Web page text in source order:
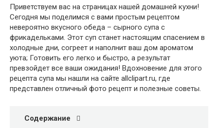
Приветствуем вас на страницах нашей домашней кухни!
Сегодня мы поделимся с вами простым рецептом
невероятно вкусного обеда – сырного супа с
фрикадельками. Этот суп станет настоящим спасением в
холодные дни, согреет и наполнит ваш дом ароматом
уюта; Готовить его легко и быстро, а результат
превзойдет все ваши ожидания! Вдохновение для этого
рецепта супа мы нашли на сайте allclipart.ru, где
представлен отличный фото рецепт и полезные советы.
Содержание